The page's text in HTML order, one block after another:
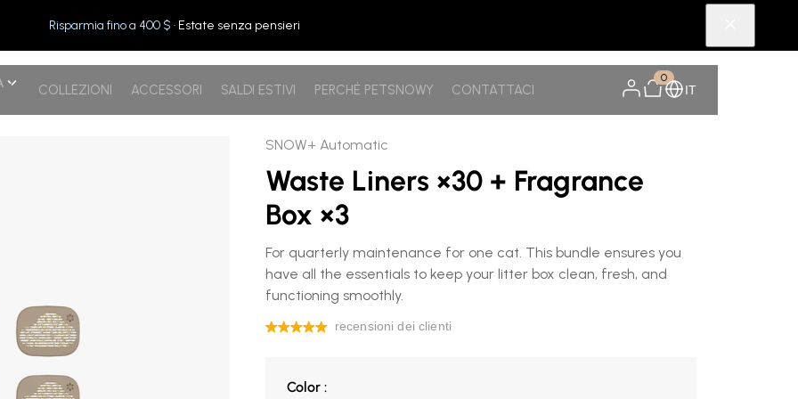
Risparmia fino a 400 $ · Estate senza pensieri
COLLEZIONI ACCESSORI SALDI ESTIVI PERCHÉ PETSNOWY CONTATTACI
0
IT
Confezione di deodoranti ×3
SNOW+ Automatic
Waste Liners ×30 + Fragrance
Box ×3
For quarterly maintenance for one cat. This bundle ensures you
have all the essentials to keep your litter box clean, fresh, and
functioning smoothly.
Color
Color: